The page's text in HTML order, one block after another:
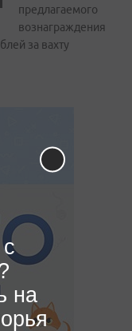
предлагаемого
вознаграждения
за вахту
на